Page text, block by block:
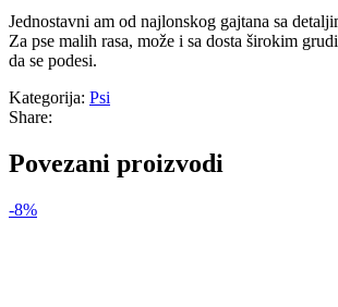
Jednostavni am od najlonskog gajtana sa
Za pse malih rasa, može i sa dosta širokim
da se podesi.
Kategorija: Psi
Share:
Povezani proizvodi
-8%